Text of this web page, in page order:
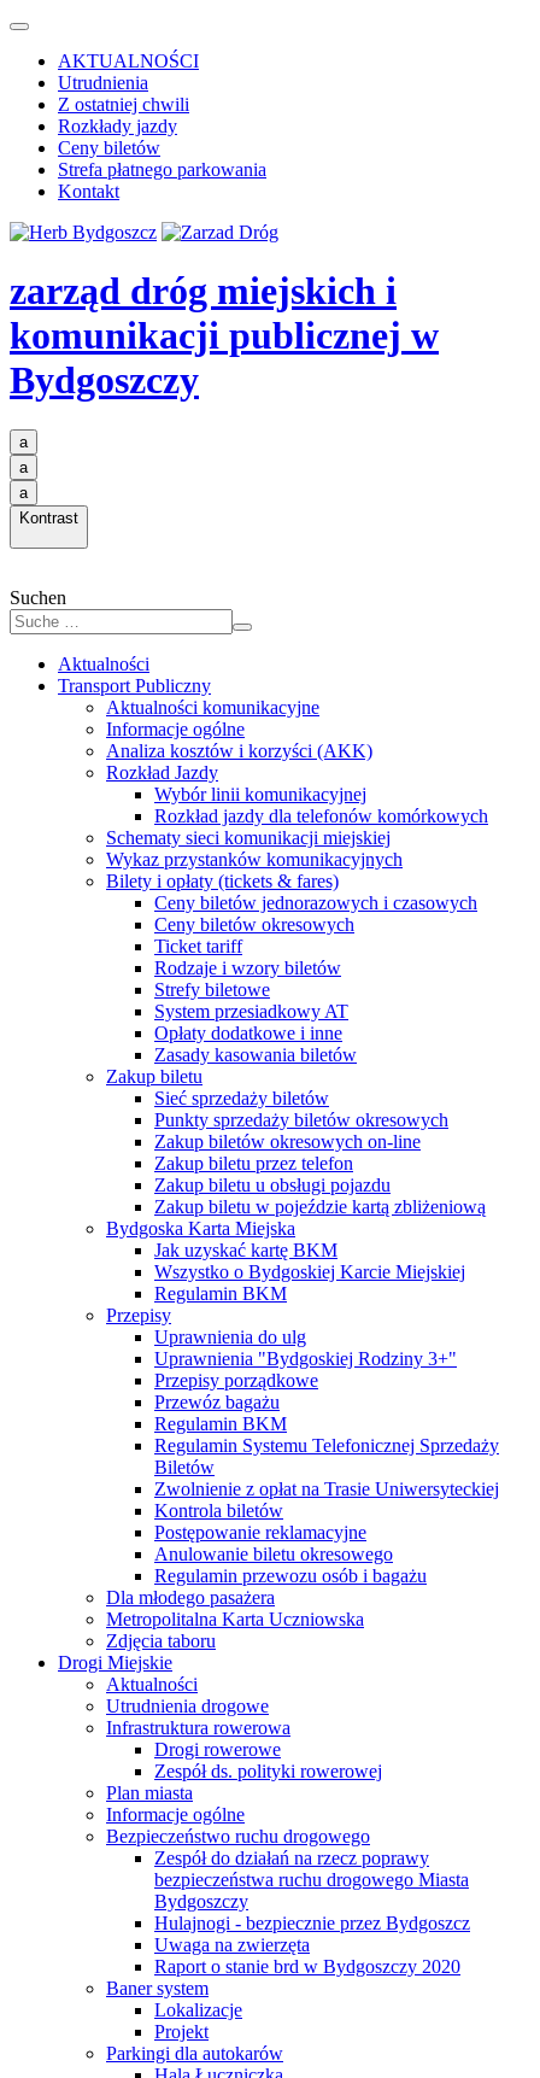
AKTUALNOŚCI
Utrudnienia
Z ostatniej chwili
Rozkłady jazdy
Ceny biletów
Strefa płatnego parkowania
Kontakt
zarząd dróg miejskich i
komunikacji publicznej w
Bydgoszczy
a
a
a
Kontrast
Suchen
Aktualności
Transport Publiczny
Aktualności komunikacyjne
Informacje ogólne
Analiza kosztów i korzyści (AKK)
Rozkład Jazdy
Wybór linii komunikacyjnej
Rozkład jazdy dla telefonów komórkowych
Schematy sieci komunikacji miejskiej
Wykaz przystanków komunikacyjnych
Bilety i opłaty (tickets & fares)
Ceny biletów jednorazowych i czasowych
Ceny biletów okresowych
Ticket tariff
Rodzaje i wzory biletów
Strefy biletowe
System przesiadkowy AT
Opłaty dodatkowe i inne
Zasady kasowania biletów
Zakup biletu
Sieć sprzedaży biletów
Punkty sprzedaży biletów okresowych
Zakup biletów okresowych on-line
Zakup biletu przez telefon
Zakup biletu u obsługi pojazdu
Zakup biletu w pojeździe kartą zbliżeniową
Bydgoska Karta Miejska
Jak uzyskać kartę BKM
Wszystko o Bydgoskiej Karcie Miejskiej
Regulamin BKM
Przepisy
Uprawnienia do ulg
Uprawnienia "Bydgoskiej Rodziny 3+"
Przepisy porządkowe
Przewóz bagażu
Regulamin BKM
Regulamin Systemu Telefonicznej Sprzedaży
Biletów
Zwolnienie z opłat na Trasie Uniwersyteckiej
Kontrola biletów
Postępowanie reklamacyjne
Anulowanie biletu okresowego
Regulamin przewozu osób i bagażu
Dla młodego pasażera
Metropolitalna Karta Uczniowska
Zdjęcia taboru
Drogi Miejskie
Aktualności
Utrudnienia drogowe
Infrastruktura rowerowa
Drogi rowerowe
Zespół ds. polityki rowerowej
Plan miasta
Informacje ogólne
Bezpieczeństwo ruchu drogowego
Zespół do działań na rzecz poprawy
bezpieczeństwa ruchu drogowego Miasta
Bydgoszczy
Hulajnogi - bezpiecznie przez Bydgoszcz
Uwaga na zwierzęta
Raport o stanie brd w Bydgoszczy 2020
Baner system
Lokalizacje
Projekt
Parkingi dla autokarów